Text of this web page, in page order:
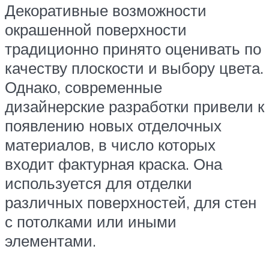
Декоративные возможности
окрашенной поверхности
традиционно принято оценивать по
качеству плоскости и выбору цвета.
Однако, современные
дизайнерские разработки привели к
появлению новых отделочных
материалов, в число которых
входит фактурная краска. Она
используется для отделки
различных поверхностей, для стен
с потолками или иными
элементами.